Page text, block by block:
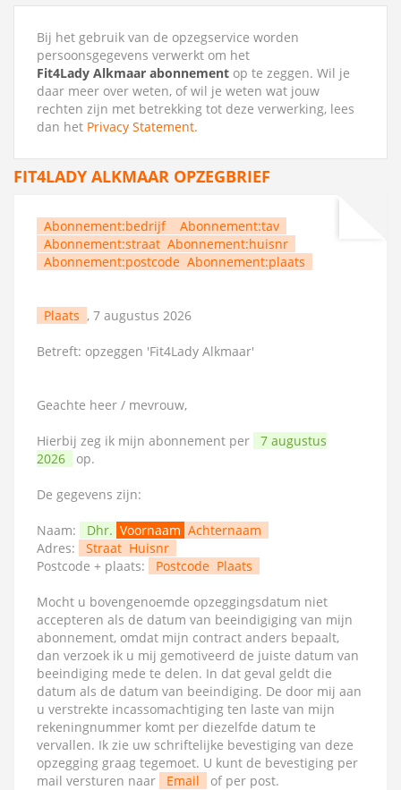
Bij het gebruik van de opzegservice worden
persoonsgegevens verwerkt om het
Fit4Lady Alkmaar abonnement op te zeggen. Wil je
daar meer over weten, of wil je weten wat jouw
rechten zijn met betrekking tot deze verwerking, lees
dan het Privacy Statement.
FIT4LADY ALKMAAR OPZEGBRIEF
Abonnement:bedrijf
Abonnement:tav
Abonnement:straat Abonnement:huisnr
Abonnement:postcode Abonnement:plaats
Plaats , 7 augustus 2026
Betreft: opzeggen 'Fit4Lady Alkmaar'
Geachte heer / mevrouw,
Hierbij zeg ik mijn abonnement per
7 augustus
2026
op.
De gegevens zijn:
Naam: Dhr. Voornaam Achternaam
Adres:
Straat Huisnr
Postcode + plaats:
Postcode Plaats
Mocht u bovengenoemde opzeggingsdatum niet
accepteren als de datum van beeindigiging van mijn
abonnement, omdat mijn contract anders bepaalt,
dan verzoek ik u mij gemotiveerd de juiste datum van
beeindiging mede te delen. In dat geval geldt die
datum als de datum van beeindiging. De door mij aan
u verstrekte incassomachtiging ten laste van mijn
rekeningnummer komt per diezelfde datum te
vervallen. Ik zie uw schriftelijke bevestiging van deze
opzegging graag tegemoet. U kunt de bevestiging per
mail versturen naar
Email of per post.